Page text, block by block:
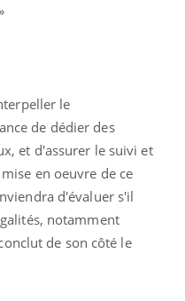
le
de dédier des
et d'assurer le suivi et
en oeuvre de ce
d'évaluer s'il
notamment
de son côté le